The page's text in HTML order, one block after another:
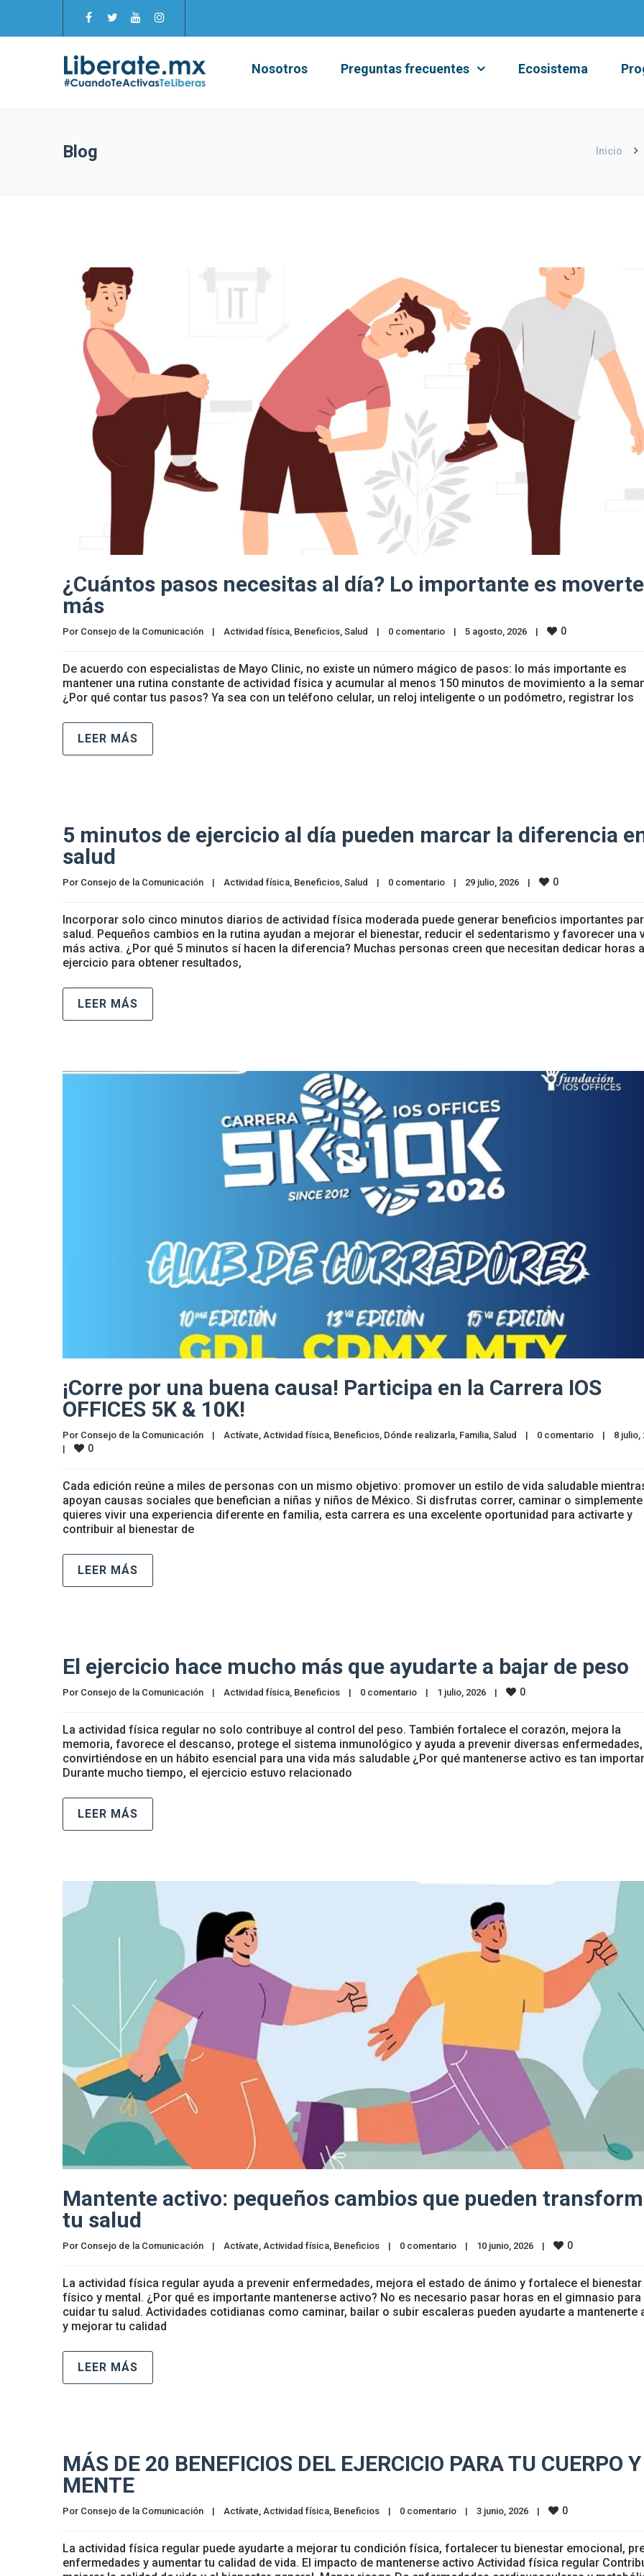
Nosotros Preguntas frecuentes Ecosistema
Blog Inicio
¿Cuántos pasos necesitas al día? Lo importante es moverte
más
Por Consejo de la Comunicación | Actividad física, Beneficios, Salud | 0 comentario | 5 agosto, 2026 | 0
De acuerdo con especialistas de Mayo Clinic, no existe un número mágico de pasos: lo más importante es
mantener una rutina constante de actividad física y acumular al menos 150 minutos de movimiento a la
¿Por qué contar tus pasos? Ya sea con un teléfono celular, un reloj inteligente o un podómetro, registrar los
LEER MÁS
5 minutos de ejercicio al día pueden marcar la diferencia
salud
Por Consejo de la Comunicación | Actividad física, Beneficios, Salud | 0 comentario | 29 julio, 2026 | 0
Incorporar solo cinco minutos diarios de actividad física moderada puede generar beneficios importantes
salud. Pequeños cambios en la rutina ayudan a mejorar el bienestar, reducir el sedentarismo y favorecer una
más activa. ¿Por qué 5 minutos sí hacen la diferencia? Muchas personas creen que necesitan dedicar horas
ejercicio para obtener resultados,
LEER MÁS
¡Corre por una buena causa! Participa en la Carrera IOS
OFFICES 5K & 10K!
Por Consejo de la Comunicación | Actívate, Actividad física, Beneficios, Dónde realizarla, Familia, Salud | 0 comentario
|
|
0
Cada edición reúne a miles de personas con un mismo objetivo: promover un estilo de vida saludable
apoyan causas sociales que benefician a niñas y niños de México. Si disfrutas correr, caminar o simplemente
quieres vivir una experiencia diferente en familia, esta carrera es una excelente oportunidad para activarte y
contribuir al bienestar de
LEER MÁS
El ejercicio hace mucho más que ayudarte a bajar de peso
Por Consejo de la Comunicación | Actividad física, Beneficios | 0 comentario | 1 julio, 2026 | 0
La actividad física regular no solo contribuye al control del peso. También fortalece el corazón, mejora la
memoria, favorece el descanso, protege el sistema inmunológico y ayuda a prevenir diversas enfermedades,
convirtiéndose en un hábito esencial para una vida más saludable ¿Por qué mantenerse activo es tan
Durante mucho tiempo, el ejercicio estuvo relacionado
LEER MÁS
Mantente activo: pequeños cambios que pueden
tu salud
Por Consejo de la Comunicación | Actívate Actividad física Beneficios | 0 comentario | 10 junio, 2026 | 0
La actividad física regular ayuda a prevenir enfermedades, mejora el estado de ánimo y fortalece el bienestar
físico y mental. ¿Por qué es importante mantenerse activo? No es necesario pasar horas en el gimnasio para
cuidar tu salud. Actividades cotidianas como caminar, bailar o subir escaleras pueden ayudarte a mantenerte
y mejorar tu calidad
LEER MÁS
MÁS DE 20 BENEFICIOS DEL EJERCICIO PARA TU CUERPO
MENTE
Por Consejo de la Comunicación | Actívate Actividad física Beneficios | 0 comentario | 3 junio, 2026 | 0
La actividad física regular puede ayudarte a mejorar tu condición física, fortalecer tu bienestar emocional,
enfermedades y aumentar tu calidad de vida. El impacto de mantenerse activo Actividad física regular